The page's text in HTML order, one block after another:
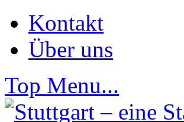
Kontakt
Über uns
Top Menu...